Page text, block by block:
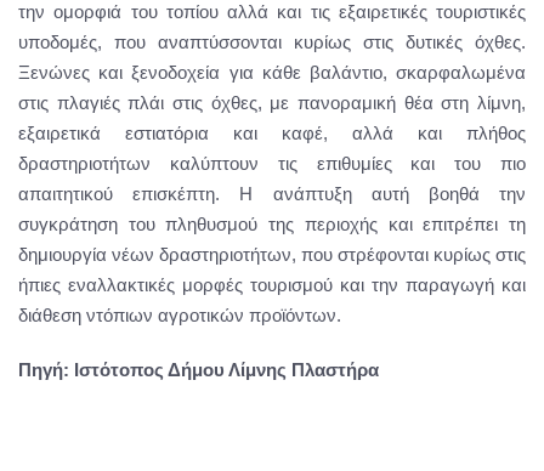
την ομορφιά του τοπίου αλλά και τις εξαιρετικές τουριστικές
υποδομές, που αναπτύσσονται κυρίως στις δυτικές όχθες.
Ξενώνες και ξενοδοχεία για κάθε βαλάντιο, σκαρφαλωμένα
στις πλαγιές πλάι στις όχθες, με πανοραμική θέα στη λίμνη,
εξαιρετικά εστιατόρια και καφέ, αλλά και πλήθος
δραστηριοτήτων καλύπτουν τις επιθυμίες και του πιο
απαιτητικού επισκέπτη. Η ανάπτυξη αυτή βοηθά την
συγκράτηση του πληθυσμού της περιοχής και επιτρέπει τη
δημιουργία νέων δραστηριοτήτων, που στρέφονται κυρίως στις
ήπιες εναλλακτικές μορφές τουρισμού και την παραγωγή και
διάθεση ντόπιων αγροτικών προϊόντων.
Πηγή: Ιστότοπος Δήμου Λίμνης Πλαστήρα